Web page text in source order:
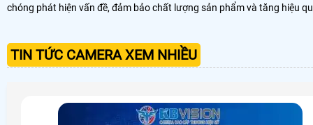
chóng phát hiện vấn đề, đảm bảo chất lượng sản phẩm và tăng hiệu
TIN TỨC CAMERA XEM NHIỀU